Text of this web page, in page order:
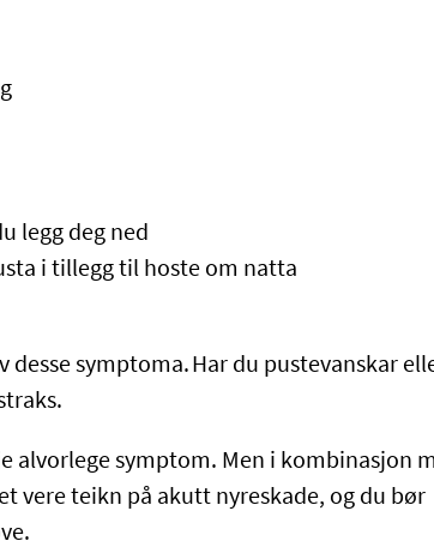
legg deg ned
i tillegg til hoste om natta
symptoma. Har du pustevanskar
alvorlege symptom. Men i kombinasjon
vere teikn på akutt nyreskade, og du bør